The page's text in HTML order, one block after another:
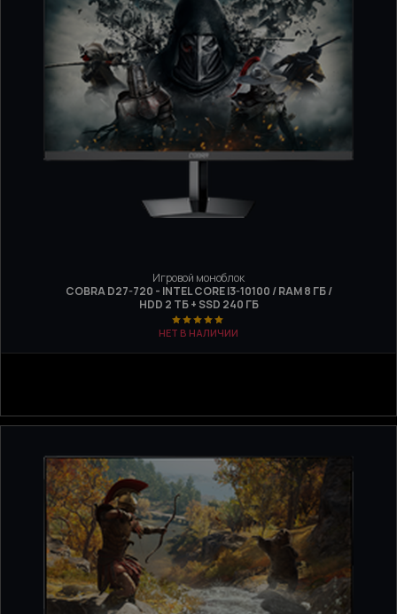
Игровой моноблок
COBRA D27-720 - INTEL CORE I3-10100 / RAM 8 ГБ /
HDD 2 ТБ + SSD 240 ГБ
НЕТ В НАЛИЧИИ